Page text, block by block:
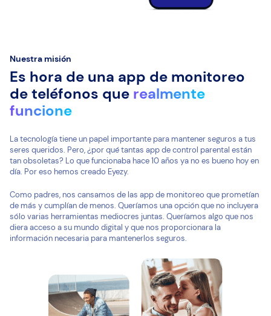
Nuestra misión
Es hora de una app de monitoreo
de teléfonos que realmente
funcione
La tecnología tiene un papel importante para mantener seguros a tus
seres queridos. Pero, ¿por qué tantas app de control parental están
tan obsoletas? Lo que funcionaba hace 10 años ya no es bueno hoy en
día. Por eso hemos creado Eyezy.
Como padres, nos cansamos de las app de monitoreo que prometían
de más y cumplían de menos. Queríamos una opción que no incluyera
sólo varias herramientas mediocres juntas. Queríamos algo que nos
diera acceso a su mundo digital y que nos proporcionara la
información necesaria para mantenerlos seguros.